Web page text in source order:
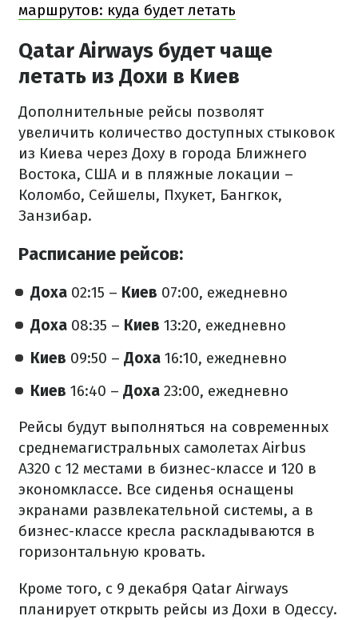
маршрутов: куда будет летать
Qatar Airways будет чаще
летать из Дохи в Киев
Дополнительные рейсы позволят
увеличить количество доступных стыковок
из Киева через Доху в города Ближнего
Востока, США и в пляжные локации –
Коломбо, Сейшелы, Пхукет, Бангкок,
Занзибар.
Расписание рейсов:
Доха 02:15 – Киев 07:00, ежедневно
Доха 08:35 – Киев 13:20, ежедневно
Киев 09:50 – Доха 16:10, ежедневно
Киев 16:40 – Доха 23:00, ежедневно
Рейсы будут выполняться на современных
среднемагистральных самолетах Airbus
А320 с 12 местами в бизнес-классе и 120 в
экономклассе. Все сиденья оснащены
экранами развлекательной системы, а в
бизнес-классе кресла раскладываются в
горизонтальную кровать.
Кроме того, с 9 декабря Qatar Airways
планирует открыть рейсы из Дохи в Одессу.